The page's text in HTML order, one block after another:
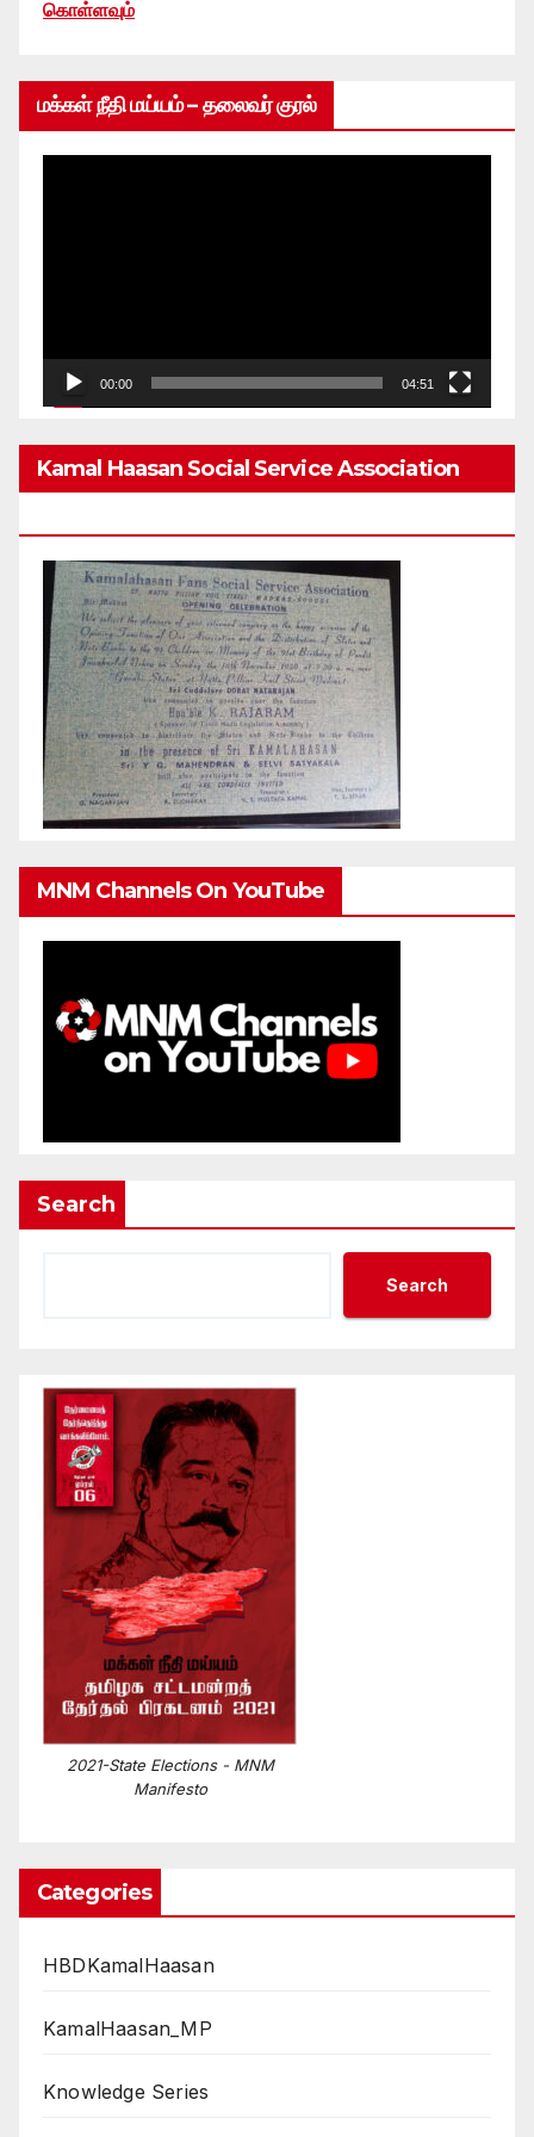
கொள்ளவும்
மக்கள் நீதி மய்யம் – தலைவர் குரல்
00:00 04:51
Kamal Haasan Social Service Association
MNM Channels On YouTube
Search
Search
2021-State Elections - MNM
Manifesto
Categories
HBDKamalHaasan
KamalHaasan_MP
Knowledge Series